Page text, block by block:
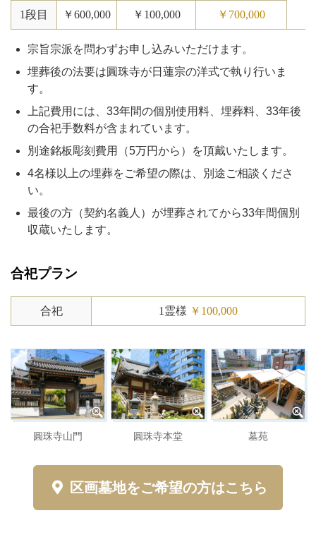
1段目 ￥600,000 ￥100,000 ￥700,000
宗旨宗派を問わずお申し込みいただけます。
埋葬後の法要は圓珠寺が日蓮宗の洋式で執り行いま
す。
上記費用には、33年間の個別使用料、埋葬料、33年後
の合祀手数料が含まれています。
別途銘板彫刻費用（5万円から）を頂戴いたします。
4名様以上の埋葬をご希望の際は、別途ご相談くださ
い。
最後の方（契約名義人）が埋葬されてから33年間個別
収蔵いたします。
合祀プラン
合祀 1霊様 ￥100,000
圓珠寺山門 圓珠寺本堂 墓苑
区画墓地をご希望の方はこちら